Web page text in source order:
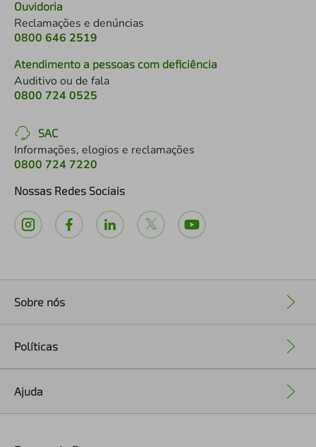
Ouvidoria
Reclamações e denúncias
0800 646 2519
Atendimento a pessoas com deficiência
Auditivo ou de fala
0800 724 0525
SAC
Informações, elogios e reclamações
0800 724 7220
Nossas Redes Sociais
Sobre nós
Políticas
Ajuda